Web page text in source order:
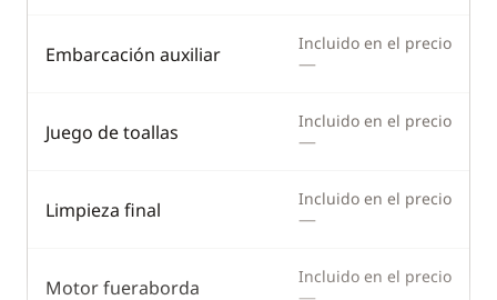
Embarcación auxiliar Incluido en el precio
—
Juego de toallas Incluido en el precio
—
Limpieza final Incluido en el precio
—
Motor fueraborda Incluido en el precio